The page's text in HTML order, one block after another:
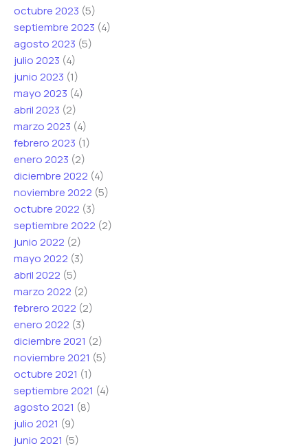
octubre 2023 (5)
septiembre 2023 (4)
agosto 2023 (5)
julio 2023 (4)
junio 2023 (1)
mayo 2023 (4)
abril 2023 (2)
marzo 2023 (4)
febrero 2023 (1)
enero 2023 (2)
diciembre 2022 (4)
noviembre 2022 (5)
octubre 2022 (3)
septiembre 2022 (2)
junio 2022 (2)
mayo 2022 (3)
abril 2022 (5)
marzo 2022 (2)
febrero 2022 (2)
enero 2022 (3)
diciembre 2021 (2)
noviembre 2021 (5)
octubre 2021 (1)
septiembre 2021 (4)
agosto 2021 (8)
julio 2021 (9)
junio 2021 (5)